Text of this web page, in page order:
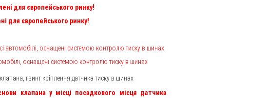
для європейського ринку!
для європейського ринку!
автомобілі, оснащені системою контролю тиску в шинах
оснащені системою контролю тиску в шинах
гвинт кріплення датчика тиску в шинах
клапана у місці посадкового місця датчика